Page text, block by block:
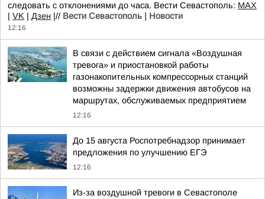
следовать с отклонениями до часа. Вести Севастополь: MAX
| VK | Дзен |// Вести Севастополь | Новости
12:16
В связи с действием сигнала «Воздушная
тревога» и приостановкой работы
газонакопительных компрессорных станций
возможны задержки движения автобусов на
маршрутах, обслуживаемых предприятием
12:16
До 15 августа Роспотребнадзор принимает
предложения по улучшению ЕГЭ
12:16
Из-за воздушной тревоги в Севастополе